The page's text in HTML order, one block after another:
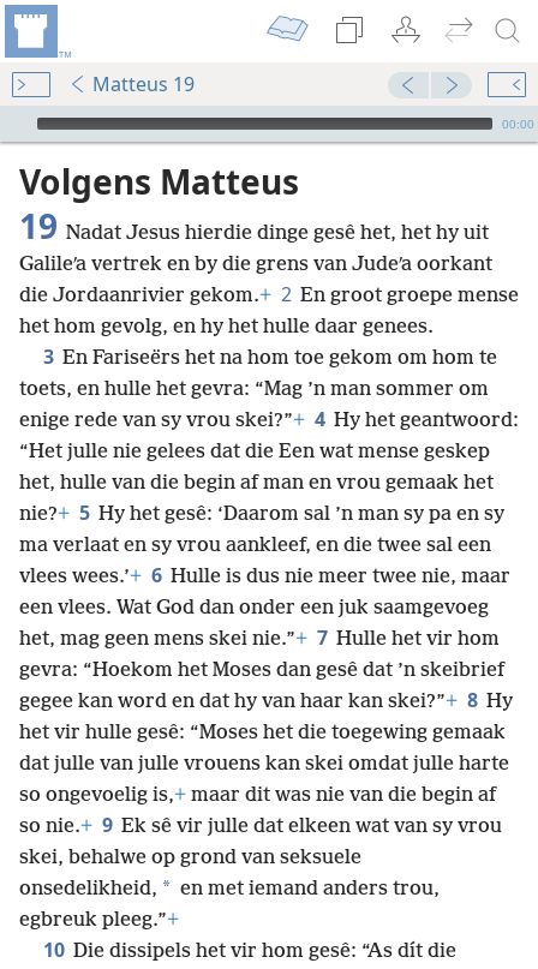
Matteus 19
Audio Player
00:00
Volgens Matteus
19 Nadat Jesus hierdie dinge gesê het, het hy uit
Galileʹa vertrek en by die grens van Judeʹa oorkant
die Jordaanrivier gekom.+ 2 En groot groepe mense
het hom gevolg, en hy het hulle daar genees.
3 En Fariseërs het na hom toe gekom om hom te
toets, en hulle het gevra: “Mag ’n man sommer om
enige rede van sy vrou skei?”+ 4 Hy het geantwoord:
“Het julle nie gelees dat die Een wat mense geskep
het, hulle van die begin af man en vrou gemaak het
nie?+ 5 Hy het gesê: ‘Daarom sal ’n man sy pa en sy
ma verlaat en sy vrou aankleef, en die twee sal een
vlees wees.’+ 6 Hulle is dus nie meer twee nie, maar
een vlees. Wat God dan onder een juk saamgevoeg
het, mag geen mens skei nie.”+ 7 Hulle het vir hom
gevra: “Hoekom het Moses dan gesê dat ’n skeibrief
gegee kan word en dat hy van haar kan skei?”+ 8 Hy
het vir hulle gesê: “Moses het die toegewing gemaak
dat julle van julle vrouens kan skei omdat julle harte
so ongevoelig is,+ maar dit was nie van die begin af
so nie.+ 9 Ek sê vir julle dat elkeen wat van sy vrou
skei, behalwe op grond van seksuele
onsedelikheid, * en met iemand anders trou,
egbreuk pleeg.”+
10 Die dissipels het vir hom gesê: “As dít die